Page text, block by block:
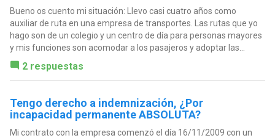
Bueno os cuento mi situación: Llevo casi cuatro años como
auxiliar de ruta en una empresa de transportes. Las rutas que yo
hago son de un colegio y un centro de día para personas mayores
y mis funciones son acomodar a los pasajeros y adoptar las...
2 respuestas
Tengo derecho a indemnización, ¿Por
incapacidad permanente ABSOLUTA?
Mi contrato con la empresa comenzó el día 16/11/2009 con un